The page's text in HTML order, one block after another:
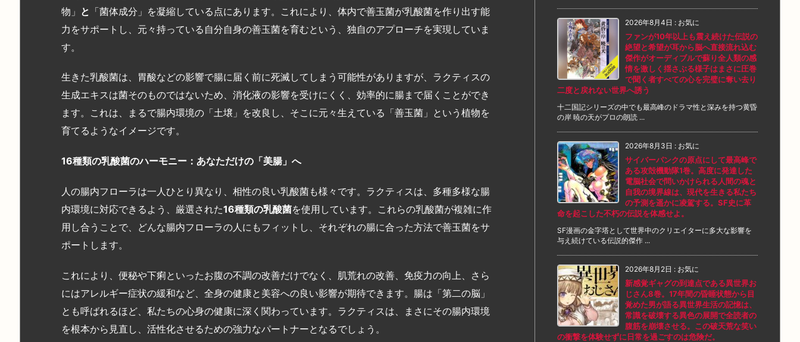
物」 と 「菌体成分」を凝縮している点にあります。これにより、体内で善玉菌が乳酸菌を作り出す能
力をサポートし、元々持っている自分自身の善玉菌を育むという、独自のアプローチを実現していま
す。
生きた乳酸菌は、胃酸などの影響で腸に届く前に死滅してしまう可能性がありますが、ラクティスの
生成エキスは菌そのものではないため、消化液の影響を受けにくく、効率的に腸まで届くことができ
ます。これは、まるで腸内環境の「土壌」を改良し、そこに元々生えている「善玉菌」という植物を
育てるようなイメージです。
16種類の乳酸菌のハーモニー：あなただけの「美腸」へ
人の腸内フローラは一人ひとり異なり、相性の良い乳酸菌も様々です。ラクティスは、多種多様な腸
内環境に対応できるよう、厳選された16種類の乳酸菌を使用しています。これらの乳酸菌が複雑に作
用し合うことで、どんな腸内フローラの人にもフィットし、それぞれの腸に合った方法で善玉菌をサ
ポートします。
これにより、便秘や下痢といったお腹の不調の改善だけでなく、肌荒れの改善、免疫力の向上、さら
にはアレルギー症状の緩和など、全身の健康と美容への良い影響が期待できます。腸は「第二の脳」
とも呼ばれるほど、私たちの心身の健康に深く関わっています。ラクティスは、まさにその腸内環境
を根本から見直し、活性化させるための強力なパートナーとなるでしょう。
2026年8月4日 : お気に
ファンが10年以上も震え続けた伝説の
絶望と希望が耳から脳へ直接流れ込む
傑作がオーディブルで蘇り全人類の感
情を激しく揺さぶる様子はまさに圧巻
で聞く者すべての心を完璧に奪い去り
二度と戻れない世界へ誘う
十二国記シリーズの中でも最高峰のドラマ性と深みを持つ黄昏
の岸 暁の天がプロの朗読 ...
2026年8月3日 : お気に
サイバーパンクの原点にして最高峰で
ある攻殻機動隊1巻。高度に発達した
電脳社会で問いかけられる人間の魂と
自我の境界線は、現代を生きる私たち
の予測を遥かに凌駕する。SF史に革
命を起こした不朽の伝説を体感せよ。
SF漫画の金字塔として世界中のクリエイターに多大な影響を
与え続けている伝説的傑作 ...
2026年8月2日 : お気に
新感覚ギャグの到達点である異世界お
じさん8巻。17年間の昏睡状態から目
覚めた男が語る異世界生活の記憶は、
常識を破壊する異色の展開で全読者の
腹筋を崩壊させる。この破天荒な笑い
の衝撃を体験せずに日常を過ごすのは危険だ。